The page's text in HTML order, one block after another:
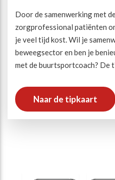
Door de samenwerking met
zorgprofessional patiënten
je veel tijd kost. Wil je
beweegsector en ben je
met de buurtsportcoach? De
Naar de tipkaart